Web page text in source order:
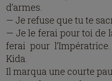
d’armes.
— Je refuse que tu te
— Je le ferai pour toi de
ferai pour
Kida.
Il marqua une courte